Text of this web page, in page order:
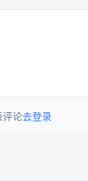
评论去登录